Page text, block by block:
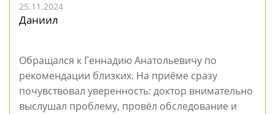
25.11.2024
Даниил
Обращался к Геннадию Анатольевичу по
рекомендации близких. На приёме сразу
почувствовал уверенность: доктор внимательно
выслушал проблему, провёл обследование и